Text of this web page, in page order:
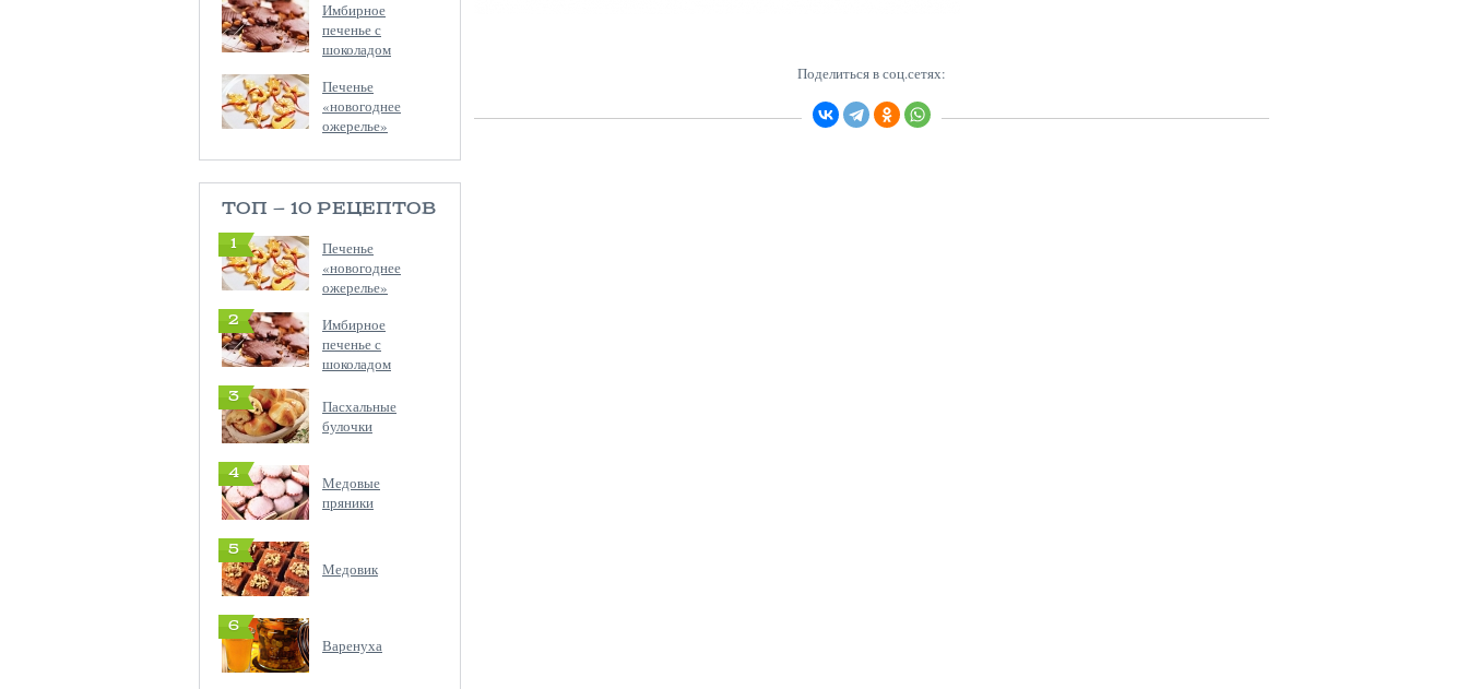
Имбирное
печенье с
шоколадом
Печенье
«новогоднее
ожерелье»
ТОП — 10 РЕЦЕПТОВ
1
Печенье
«новогоднее
ожерелье»
2
Имбирное
печенье с
шоколадом
3
Пасхальные
булочки
4
Медовые
пряники
5
Медовик
6
Варенуха
Поделиться в соц.сетях: